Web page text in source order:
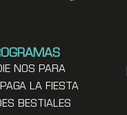
NOS PARA
LA FIESTA
BESTIALES